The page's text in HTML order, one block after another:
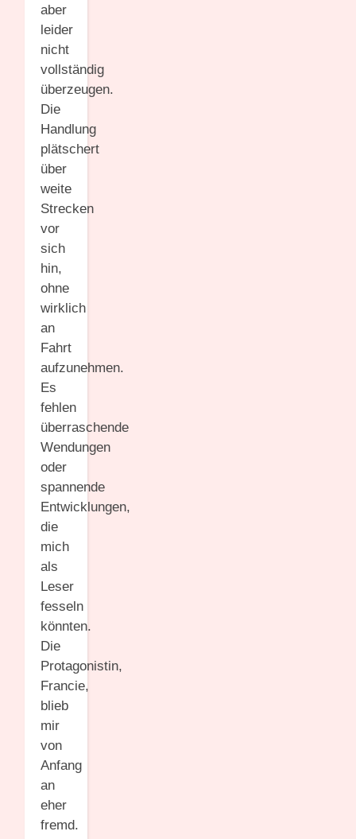
aber
leider
nicht
vollständig
überzeugen.
Die
Handlung
plätschert
über
weite
Strecken
vor
sich
hin,
ohne
wirklich
an
Fahrt
aufzunehmen.
Es
fehlen
überraschende
Wendungen
oder
spannende
Entwicklungen,
die
mich
als
Leser
fesseln
könnten.
Die
Protagonistin,
Francie,
blieb
mir
von
Anfang
an
eher
fremd.